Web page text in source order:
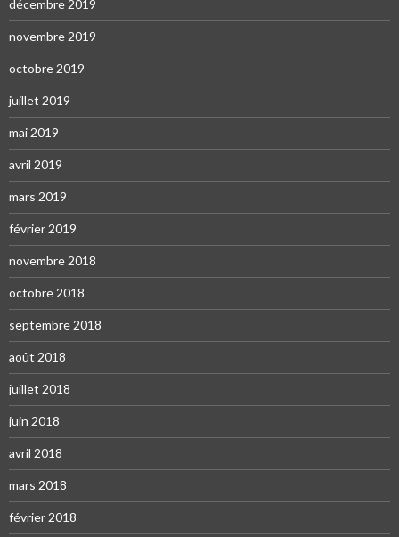
décembre 2019
novembre 2019
octobre 2019
juillet 2019
mai 2019
avril 2019
mars 2019
février 2019
novembre 2018
octobre 2018
septembre 2018
août 2018
juillet 2018
juin 2018
avril 2018
mars 2018
février 2018